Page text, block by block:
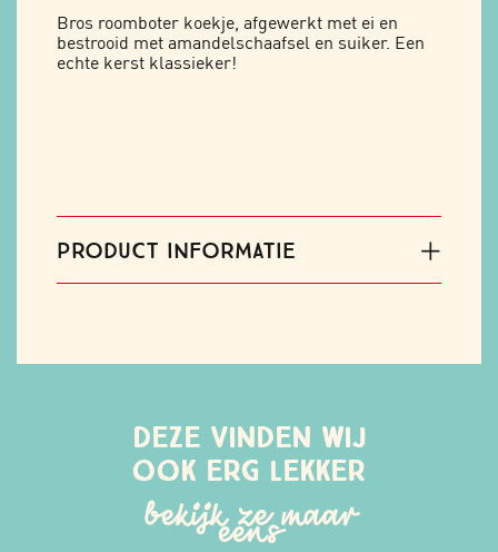
Bros roomboter koekje, afgewerkt met ei en
bestrooid met amandelschaafsel en suiker. Een
echte kerst klassieker!
PRODUCT INFORMATIE
Deze vinden wij
ook erg lekker
bekijk ze maar
eens